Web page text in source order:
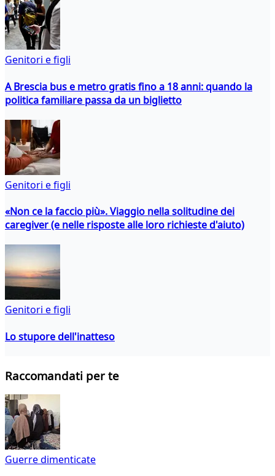
Genitori e figli
A Brescia bus e metro gratis fino a 18 anni: quando la
politica familiare passa da un biglietto
Genitori e figli
«Non ce la faccio più». Viaggio nella solitudine dei
caregiver (e nelle risposte alle loro richieste d'aiuto)
Genitori e figli
Lo stupore dell'inatteso
Raccomandati per te
Guerre dimenticate